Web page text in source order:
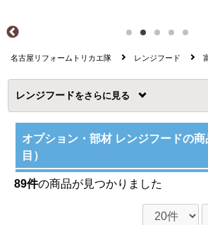
名古屋リフォームトリカエ隊 レンジフード
レンジフードを
オプション・部材 レンジフードの
目）
89件の商品が見つかりました